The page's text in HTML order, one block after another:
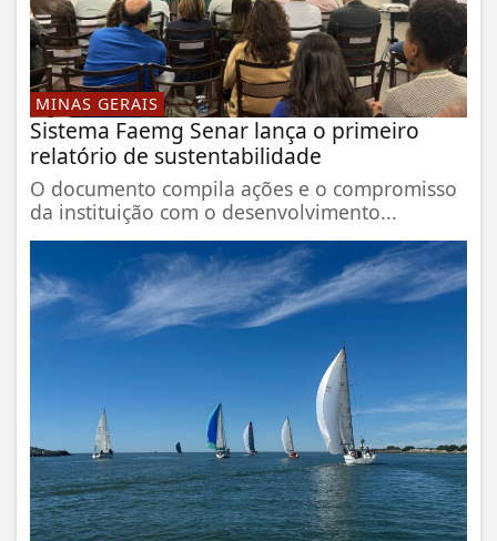
MINAS GERAIS
Sistema Faemg Senar lança o primeiro
relatório de sustentabilidade
O documento compila ações e o compromisso
da instituição com o desenvolvimento...